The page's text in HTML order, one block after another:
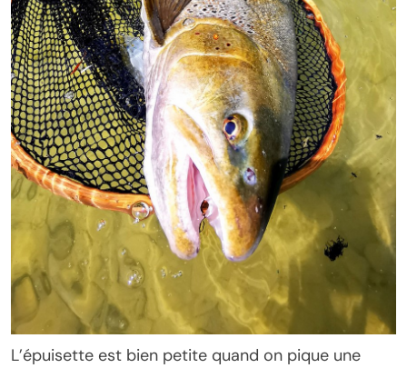
L’épuisette est bien petite quand on pique une